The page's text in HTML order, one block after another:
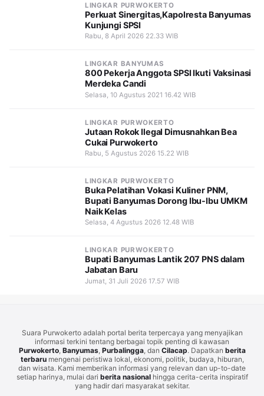
LINGKAR PURWOKERTO
Perkuat Sinergitas,Kapolresta Banyumas
Kunjungi SPSI
Rabu, 8 April 2026 22.33 WIB
LINGKAR BANYUMAS
800 Pekerja Anggota SPSI Ikuti Vaksinasi
Merdeka Candi
Selasa, 10 Agustus 2021 16.42 WIB
LINGKAR PURWOKERTO
Jutaan Rokok Ilegal Dimusnahkan Bea
Cukai Purwokerto
Rabu, 5 Agustus 2026 15.22 WIB
LINGKAR PURWOKERTO
Buka Pelatihan Vokasi Kuliner PNM,
Bupati Banyumas Dorong Ibu-Ibu UMKM
Naik Kelas
Selasa, 4 Agustus 2026 12.48 WIB
LINGKAR PURWOKERTO
Bupati Banyumas Lantik 207 PNS dalam
Jabatan Baru
Jumat, 31 Juli 2026 17.57 WIB
Suara Purwokerto adalah portal berita terpercaya yang menyajikan
informasi terkini tentang berbagai topik penting di kawasan
Purwokerto, Banyumas, Purbalingga, dan Cilacap. Dapatkan berita
terbarumengenai peristiwa lokal, ekonomi, politik, budaya, hiburan,
dan wisata. Kami memberikan informasi yang relevan dan up-to-date
setiap harinya, mulai dari berita nasionalhingga cerita-cerita inspiratif
yang hadir dari masyarakat sekitar.